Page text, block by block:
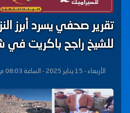
تقرير صحفي يسرد أبرز
للشيخ راجح باكريت في
الأربعاء - 15 يناير 2025 - الساعة 08:03 م بتوقيت اليمن